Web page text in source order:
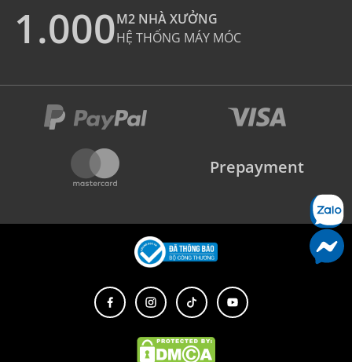
1.000M2 NHÀ XƯỞNG
HỆ THỐNG MÁY MÓC
Prepayment